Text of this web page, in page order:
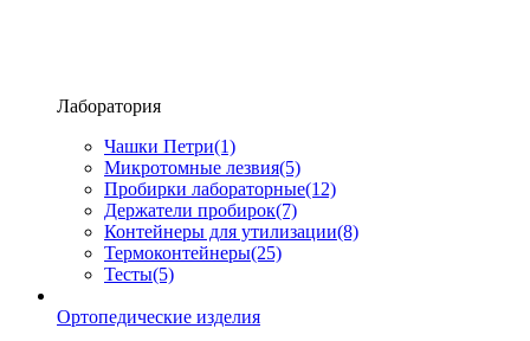
Лаборатория
Чашки Петри(1)
Микротомные лезвия(5)
Пробирки лабораторные(12)
Держатели пробирок(7)
Контейнеры для утилизации(8)
Термоконтейнеры(25)
Тесты(5)
Ортопедические изделия